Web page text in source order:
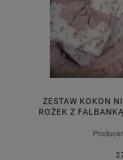
ZESTAW KOKON
ROŻEK Z